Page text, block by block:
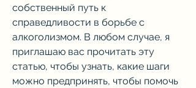
собственный путь к
справедливости в борьбе с
алкоголизмом. В любом случае, я
приглашаю вас прочитать эту
статью, чтобы узнать, какие шаги
можно предпринять, чтобы помочь